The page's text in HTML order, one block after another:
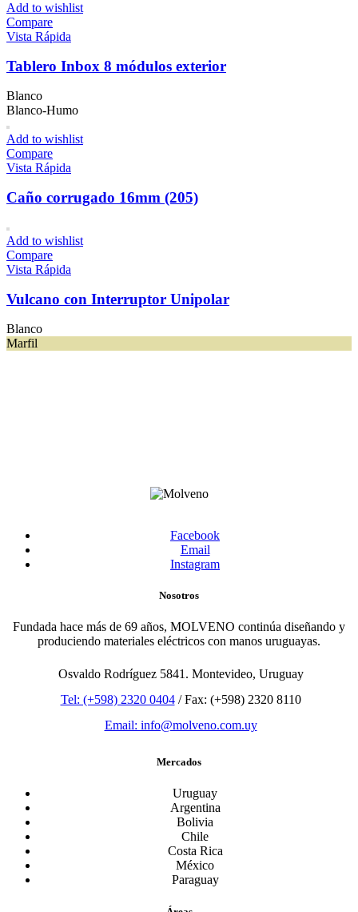
Add to wishlist
Compare
Vista Rápida
Tablero Inbox 8 módulos exterior
Blanco
Blanco-Humo
Add to wishlist
Compare
Vista Rápida
Caño corrugado 16mm (205)
Add to wishlist
Compare
Vista Rápida
Vulcano con Interruptor Unipolar
Blanco
Marfil
Facebook
Email
Instagram
Nosotros
Fundada hace más de 69 años, MOLVENO continúa diseñando y
produciendo materiales eléctricos con manos uruguayas.
Osvaldo Rodríguez 5841. Montevideo, Uruguay
Tel: (+598) 2320 0404/ Fax: (+598) 2320 8110
Email: info@molveno.com.uy
Mercados
Uruguay
Argentina
Bolivia
Chile
Costa Rica
México
Paraguay